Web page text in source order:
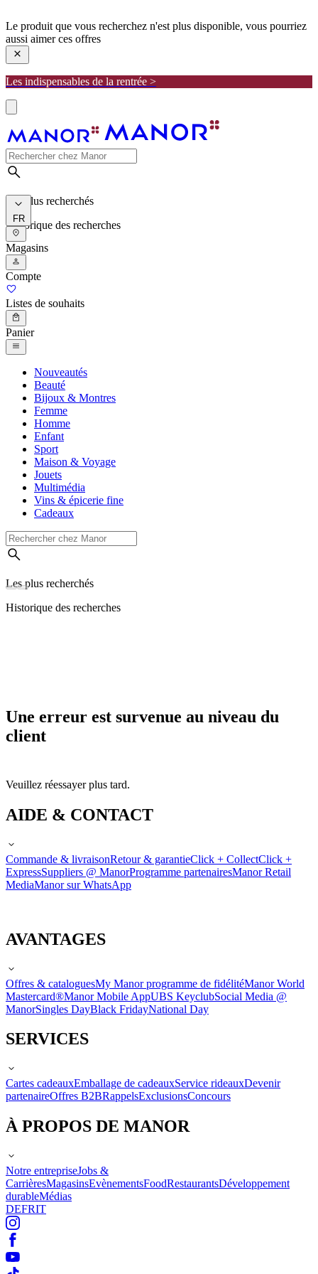
Le produit que vous recherchez n'est plus disponible, vous pourriez
aussi aimer ces offres
Les indispensables de la rentrée >
Les plus recherchés
Historique des recherches
FR
Magasins
Compte
Listes de souhaits
Panier
Nouveautés
Beauté
Bijoux & Montres
Femme
Homme
Enfant
Sport
Maison & Voyage
Jouets
Multimédia
Vins & épicerie fine
Cadeaux
Les plus recherchés
Historique des recherches
Une erreur est survenue au niveau du
client
Veuillez réessayer plus tard.
AIDE & CONTACT
Commande & livraisonRetour & garantieClick + CollectClick +
ExpressSuppliers @ ManorProgramme partenairesManor Retail
MediaManor sur WhatsApp
AVANTAGES
Offres & cataloguesMy Manor programme de fidélitéManor World
Mastercard®Manor Mobile AppUBS KeyclubSocial Media @
ManorSingles DayBlack FridayNational Day
SERVICES
Cartes cadeauxEmballage de cadeauxService rideauxDevenir
partenaireOffres B2BRappelsExclusionsConcours
À PROPOS DE MANOR
Notre entrepriseJobs &
CarrièresMagasinsEvènementsFoodRestaurantsDéveloppement
durableMédias
DEFRIT